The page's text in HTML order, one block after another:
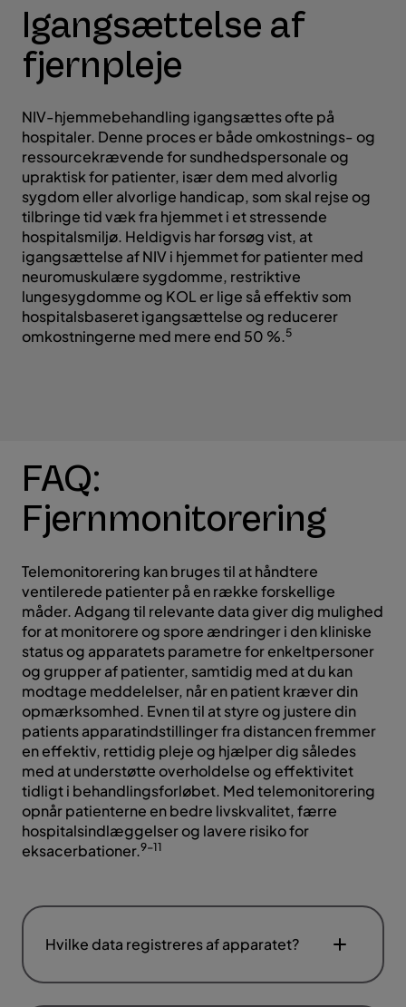
Igangsættelse af
fjernpleje
NIV-hjemmebehandling igangsættes ofte på
hospitaler. Denne proces er både omkostnings- og
ressourcekrævende for sundhedspersonale og
upraktisk for patienter, især dem med alvorlig
sygdom eller alvorlige handicap, som skal rejse og
tilbringe tid væk fra hjemmet i et stressende
hospitalsmiljø. Heldigvis har forsøg vist, at
igangsættelse af NIV i hjemmet for patienter med
neuromuskulære sygdomme, restriktive
lungesygdomme og KOL er lige så effektiv som
hospitalsbaseret igangsættelse og reducerer
omkostningerne med mere end 50 %.5
FAQ:
Fjernmonitorering
Telemonitorering kan bruges til at håndtere
ventilerede patienter på en række forskellige
måder. Adgang til relevante data giver dig mulighed
for at monitorere og spore ændringer i den kliniske
status og apparatets parametre for enkeltpersoner
og grupper af patienter, samtidig med at du kan
modtage meddelelser, når en patient kræver din
opmærksomhed. Evnen til at styre og justere din
patients apparatindstillinger fra distancen fremmer
en effektiv, rettidig pleje og hjælper dig således
med at understøtte overholdelse og effektivitet
tidligt i behandlingsforløbet. Med telemonitorering
opnår patienterne en bedre livskvalitet, færre
hospitalsindlæggelser og lavere risiko for
eksacerbationer.9-11
Hvilke data registreres af apparatet?